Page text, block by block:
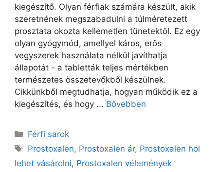
kiegészítő. Olyan férfiak számára készült, akik
szeretnének megszabadulni a túlméretezett
prosztata okozta kellemetlen tünetektől. Ez egy
olyan gyógymód, amellyel káros, erős
vegyszerek használata nélkül javíthatja
állapotát - a tabletták teljes mértékben
természetes összetevőkből készülnek.
Cikkünkből megtudhatja, hogyan működik ez a
kiegészítés, és hogy ... Bővebben
Kategória
Férfi sarok
Címkék
Prostoxalen, Prostoxalen ár, Prostoxalen hol
lehet vásárolni, Prostoxalen vélemények